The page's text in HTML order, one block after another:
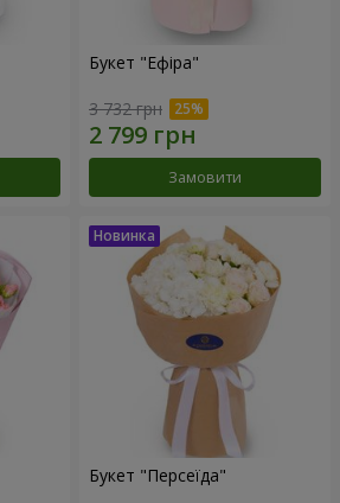
Букет "Ефіра"
3 732 грн
Замовити
Букет "Персеїда"